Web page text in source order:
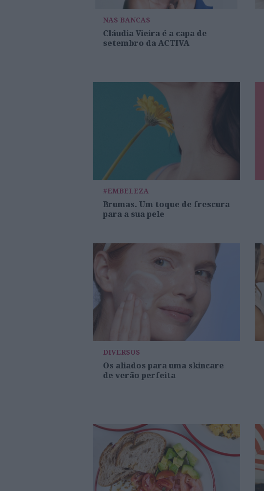
NAS BANCAS
Cláudia Vieira é a capa de
setembro da ACTIVA
#EMBELEZA
Brumas. Um toque de frescura
para a sua pele
DIVERSOS
Os aliados para uma skincare
de verão perfeita